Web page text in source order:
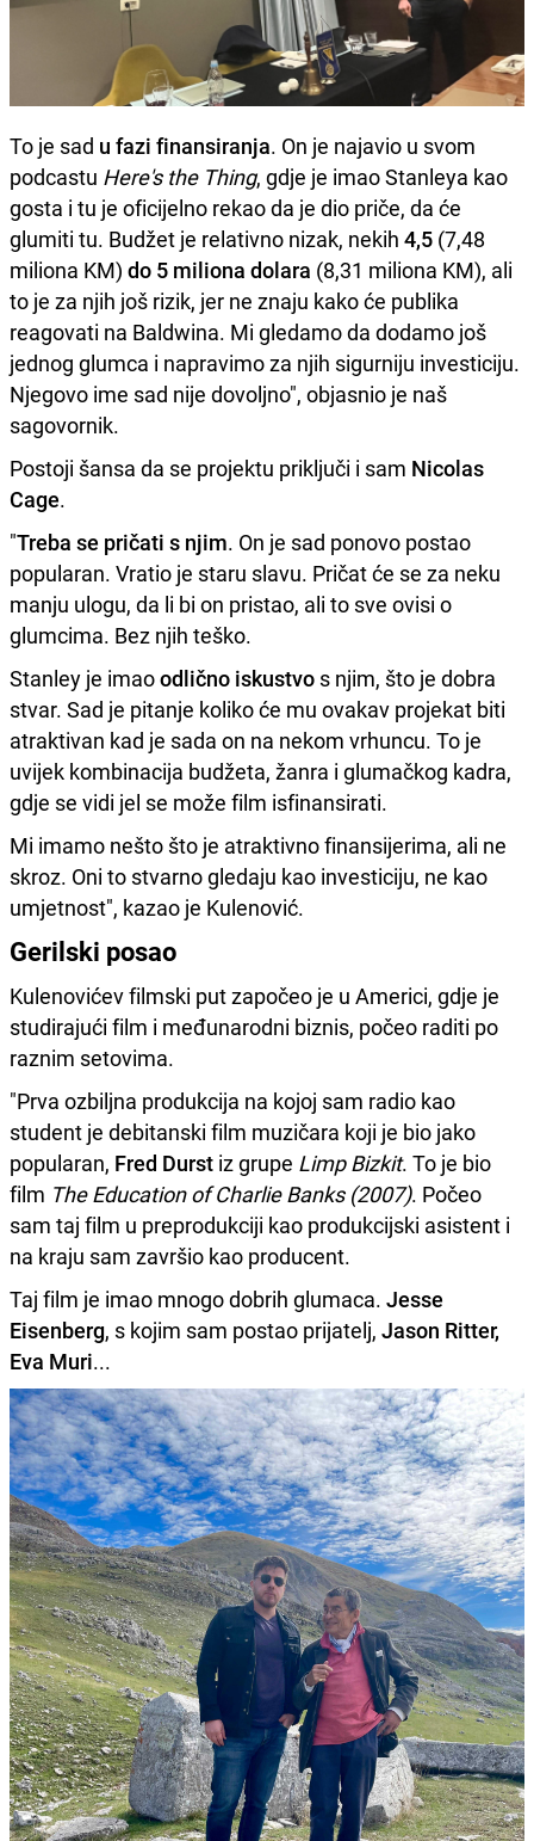
To je sad u fazi finansiranja. On je najavio u svom
podcastu Here's the Thing, gdje je imao Stanleya kao
gosta i tu je oficijelno rekao da je dio priče, da će
glumiti tu. Budžet je relativno nizak, nekih 4,5 (7,48
miliona KM) do 5 miliona dolara (8,31 miliona KM), ali
to je za njih još rizik, jer ne znaju kako će publika
reagovati na Baldwina. Mi gledamo da dodamo još
jednog glumca i napravimo za njih sigurniju investiciju.
Njegovo ime sad nije dovoljno", objasnio je naš
sagovornik.
Postoji šansa da se projektu priključi i sam Nicolas
Cage.
"Treba se pričati s njim. On je sad ponovo postao
popularan. Vratio je staru slavu. Pričat će se za neku
manju ulogu, da li bi on pristao, ali to sve ovisi o
glumcima. Bez njih teško.
Stanley je imaoodlično iskustvo s njim, što je dobra
stvar. Sad je pitanje koliko će mu ovakav projekat biti
atraktivan kad je sada on na nekom vrhuncu. To je
uvijek kombinacija budžeta, žanra i glumačkog kadra,
gdje se vidi jel se može film isfinansirati.
Mi imamo nešto što je atraktivno finansijerima, ali ne
skroz. Oni to stvarno gledaju kao investiciju, ne kao
umjetnost", kazao je Kulenović.
Gerilski posao
Kulenovićev filmski put započeo je u Americi, gdje je
studirajući film i međunarodni biznis, počeo raditi po
raznim setovima.
"Prva ozbiljna produkcija na kojoj sam radio kao
student je debitanski film muzičara koji je bio jako
popularan, Fred Durst iz grupe Limp Bizkit. To je bio
film The Education of Charlie Banks (2007). Počeo
sam taj film u preprodukciji kao produkcijski asistent i
na kraju sam završio kao producent.
Taj film je imao mnogo dobrih glumaca. Jesse
Eisenberg, s kojim sam postao prijatelj, Jason Ritter,
Eva Muri...